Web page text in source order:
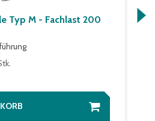
Typ M - Fachlast 200